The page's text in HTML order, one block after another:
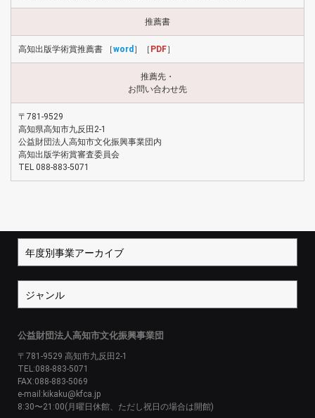
推薦書
高知出版学術賞推薦書 ［word ］［ PDF］
推薦先・
お問い合わせ先
〒781-9529
高知県高知市九反田2-1
公益財団法人高知市文化振興事業団内
高知出版学術賞審査委員会
TEL 088-883-5071
公益財団法人高知市文化振興事業団
〒781-9529 高知市九反田2-1
TEL:088-883-5071
FAX:088-883-5069
e-mail:kikaku@kfca.jp
8:30〜21:00(月曜日休館、ただし祝日の場合は開館)